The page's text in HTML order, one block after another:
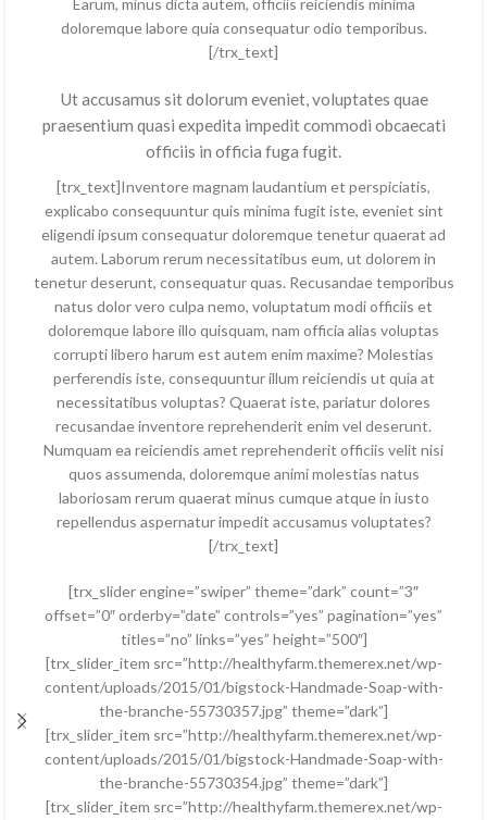
Earum, minus dicta autem, officiis reiciendis minima
doloremque labore quia consequatur odio temporibus.
[/trx_text]
Ut accusamus sit dolorum eveniet, voluptates quae
praesentium quasi expedita impedit commodi obcaecati
officiis in officia fuga fugit.
[trx_text]Inventore magnam laudantium et perspiciatis,
explicabo consequuntur quis minima fugit iste, eveniet sint
eligendi ipsum consequatur doloremque tenetur quaerat ad
autem. Laborum rerum necessitatibus eum, ut dolorem in
tenetur deserunt, consequatur quas. Recusandae temporibus
natus dolor vero culpa nemo, voluptatum modi officiis et
doloremque labore illo quisquam, nam officia alias voluptas
corrupti libero harum est autem enim maxime? Molestias
perferendis iste, consequuntur illum reiciendis ut quia at
necessitatibus voluptas? Quaerat iste, pariatur dolores
recusandae inventore reprehenderit enim vel deserunt.
Numquam ea reiciendis amet reprehenderit officiis velit nisi
quos assumenda, doloremque animi molestias natus
laboriosam rerum quaerat minus cumque atque in iusto
repellendus aspernatur impedit accusamus voluptates?
[/trx_text]
[trx_slider engine=”swiper” theme=”dark” count=”3″
offset=”0″ orderby=”date” controls=”yes” pagination=”yes”
titles=”no” links=”yes” height=”500″]
[trx_slider_item src=”http://healthyfarm.themerex.net/wp-
content/uploads/2015/01/bigstock-Handmade-Soap-with-
the-branche-55730357.jpg” theme=”dark”]
[trx_slider_item src=”http://healthyfarm.themerex.net/wp-
content/uploads/2015/01/bigstock-Handmade-Soap-with-
the-branche-55730354.jpg” theme=”dark”]
[trx_slider_item src=”http://healthyfarm.themerex.net/wp-